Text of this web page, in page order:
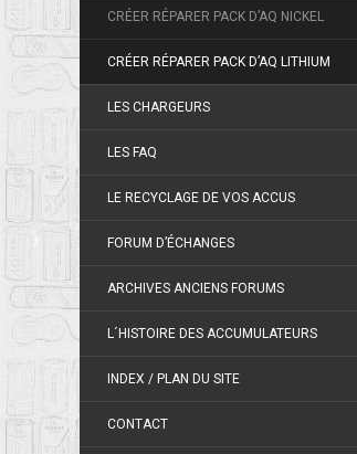
CRÉER RÉPARER PACK D’AQ NICKEL
CRÉER RÉPARER PACK D’AQ LITHIUM
LES CHARGEURS
LES FAQ
LE RECYCLAGE DE VOS ACCUS
FORUM D’ÉCHANGES
ARCHIVES ANCIENS FORUMS
L´HISTOIRE DES ACCUMULATEURS
INDEX / PLAN DU SITE
CONTACT